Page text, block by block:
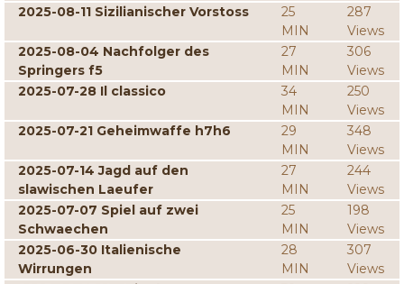
2025-08-11 Sizilianischer Vorstoss
25
MIN
287
Views
2025-08-04 Nachfolger des
Springers f5
27
MIN
306
Views
2025-07-28 Il classico
34
MIN
250
Views
2025-07-21 Geheimwaffe h7h6
29
MIN
348
Views
2025-07-14 Jagd auf den
slawischen Laeufer
27
MIN
244
Views
2025-07-07 Spiel auf zwei
Schwaechen
25
MIN
198
Views
2025-06-30 Italienische
Wirrungen
28
MIN
307
Views